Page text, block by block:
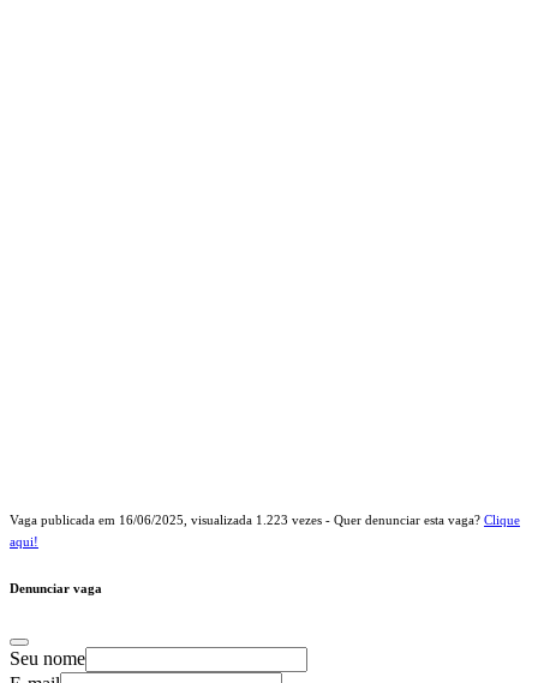
Vaga publicada em 16/06/2025 , visualizada 1.223 vezes - Quer denunciar esta vaga? Clique
aqui!
Denunciar vaga
Seu nome